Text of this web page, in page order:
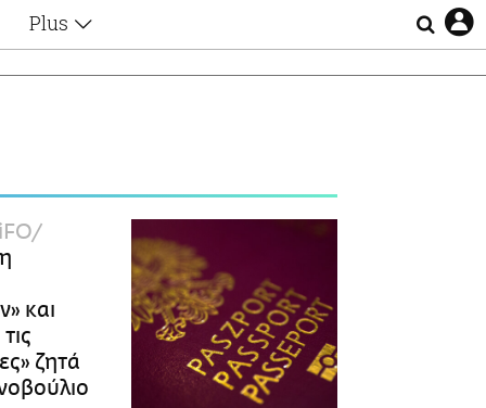
Plus
Οι Αθηναίοι
Επιλογές
και
ζητά